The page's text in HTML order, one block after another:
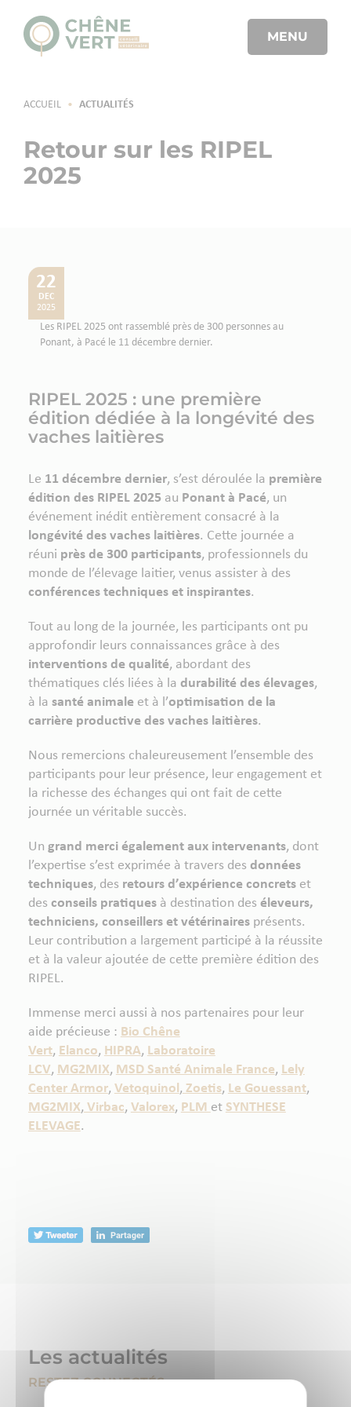
MENU
ACCUEIL • ACTUALITÉS
Retour sur les RIPEL
2025
22
DEC
2025
Les RIPEL 2025 ont rassemblé près de 300 personnes au
Ponant, à Pacé le 11 décembre dernier.
RIPEL 2025 : une première
édition dédiée à la longévité des
vaches laitières
Le 11 décembre dernier, s’est déroulée la première
édition des RIPEL 2025 au Ponant à Pacé, un
événement inédit entièrement consacré à la
longévité des vaches laitières. Cette journée a
réuni près de 300 participants, professionnels du
monde de l’élevage laitier, venus assister à des
conférences techniques et inspirantes.
Tout au long de la journée, les participants ont pu
approfondir leurs connaissances grâce à des
interventions de qualité, abordant des
thématiques clés liées à la durabilité des élevages,
à la santé animaleet à l’optimisation de la
carrière productive des vaches laitières.
Nous remercions chaleureusement l’ensemble des
participants pour leur présence, leur engagement et
la richesse des échanges qui ont fait de cette
journée un véritable succès.
Un grand merci également aux intervenants, dont
l’expertise s’est exprimée à travers des données
techniques, des retours d’expérience concretset
des conseils pratiquesà destination des éleveurs,
techniciens, conseillers et vétérinairesprésents.
Leur contribution a largement participé à la réussite
et à la valeur ajoutée de cette première édition des
RIPEL.
Immense merci aussi à nos partenaires pour leur
aide précieuse : Bio Chêne
Vert, Elanco, HIPRA, Laboratoire
LCV, MG2MIX, MSD Santé Animale France, Lely
Center Armor, Vetoquinol, Zoetis, Le Gouessant,
MG2MIX, Virbac, Valorex, PLM et SYNTHESE
ELEVAGE.
Les actualités
RESTEZ CONNECTÉS